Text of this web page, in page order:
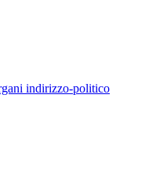
indirizzo-politico